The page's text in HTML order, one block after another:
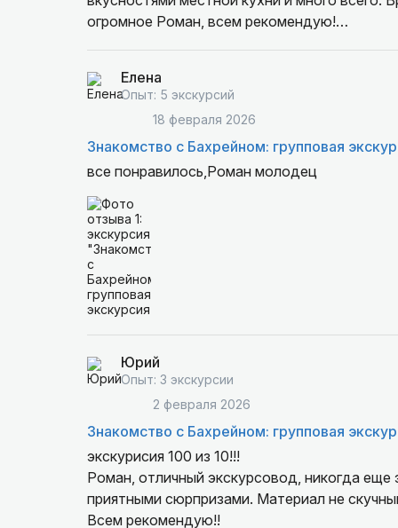
огромное Роман, всем рекомендую!
экскурсовода (на территории мечети
ошибаюсь по имени). Вместо рассказа о
правильно делать намаз, а главное
пришлось прервать экскурсию.
Елена
Опыт: 5 экскурсий
18 февраля 2026
Знакомство с Бахрейном: групповая
все понравилось,Роман молодец
Юрий
Опыт: 3 экскурсии
2 февраля 2026
Знакомство с Бахрейном: групповая
экскурисия 100 из 10!!!
Роман, отличный экскурсовод, никогда
приятными сюрпризами. Материал не
Всем рекомендую!!